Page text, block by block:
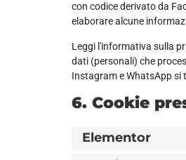
con codice derivato da
elaborare alcune
Leggi l'informativa sulla
dati (personali) che
Instagram e WhatsApp si
6. Cookie
Elementor